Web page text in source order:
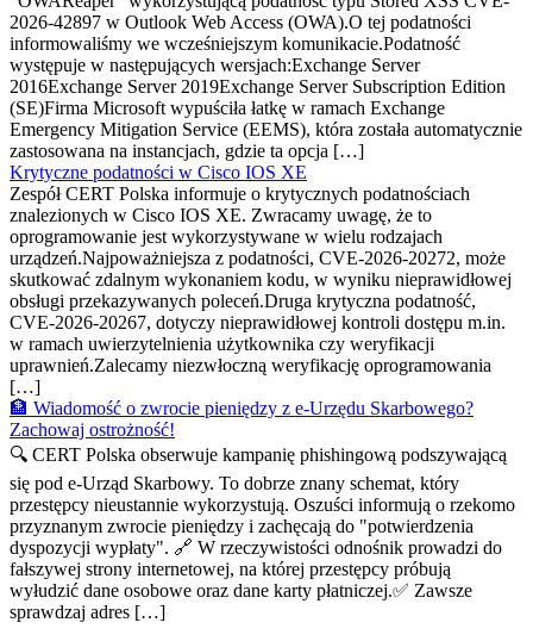
2026-42897 w Outlook Web Access (OWA).O tej podatności
informowaliśmy we wcześniejszym komunikacie.Podatność
występuje w następujących wersjach:Exchange Server
2016Exchange Server 2019Exchange Server Subscription Edition
(SE)Firma Microsoft wypuściła łatkę w ramach Exchange
Emergency Mitigation Service (EEMS), która została automatycznie
zastosowana na instancjach, gdzie ta opcja […]
Krytyczne podatności w Cisco IOS XE
Zespół CERT Polska informuje o krytycznych podatnościach
znalezionych w Cisco IOS XE. Zwracamy uwagę, że to
oprogramowanie jest wykorzystywane w wielu rodzajach
urządzeń.Najpoważniejsza z podatności, CVE-2026-20272, może
skutkować zdalnym wykonaniem kodu, w wyniku nieprawidłowej
obsługi przekazywanych poleceń.Druga krytyczna podatność,
CVE-2026-20267, dotyczy nieprawidłowej kontroli dostępu m.in.
w ramach uwierzytelnienia użytkownika czy weryfikacji
uprawnień.Zalecamy niezwłoczną weryfikację oprogramowania
[…]
🏦 Wiadomość o zwrocie pieniędzy z e-Urzędu Skarbowego?
Zachowaj ostrożność!
🔍 CERT Polska obserwuje kampanię phishingową podszywającą
się pod e-Urząd Skarbowy. To dobrze znany schemat, który
przestępcy nieustannie wykorzystują. Oszuści informują o rzekomo
przyznanym zwrocie pieniędzy i zachęcają do "potwierdzenia
dyspozycji wypłaty". 🔗 W rzeczywistości odnośnik prowadzi do
fałszywej strony internetowej, na której przestępcy próbują
wyłudzić dane osobowe oraz dane karty płatniczej.✅ Zawsze
sprawdzaj adres […]